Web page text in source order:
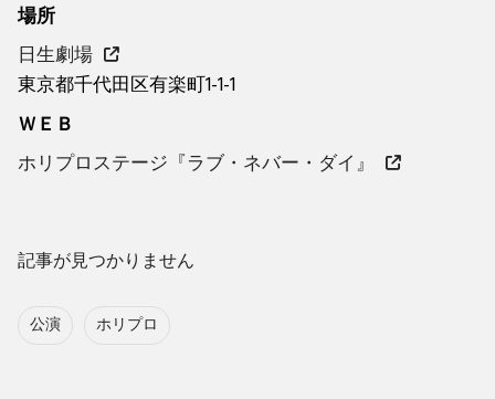
場所
日生劇場
東京都千代田区有楽町1-1-1
ＷＥＢ
ホリプロステージ『ラブ・ネバー・ダイ』
記事が見つかりません
公演 ホリプロ